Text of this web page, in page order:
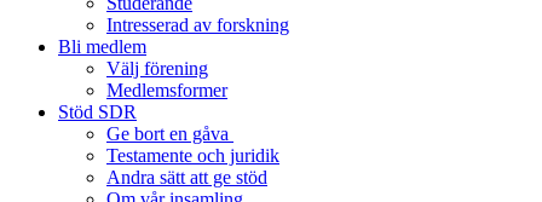
Intresserad av forskning
Bli medlem
Välj förening
Medlemsformer
Stöd SDR
Ge bort en gåva
Testamente och juridik
Andra sätt att ge stöd